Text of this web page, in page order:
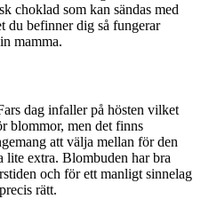
choklad som kan sändas med
du befinner dig så fungerar
mamma.
dag infaller på hösten vilket
blommor, men det finns
att välja mellan för den
har bra
och för ett manligt sinnelag
rätt.